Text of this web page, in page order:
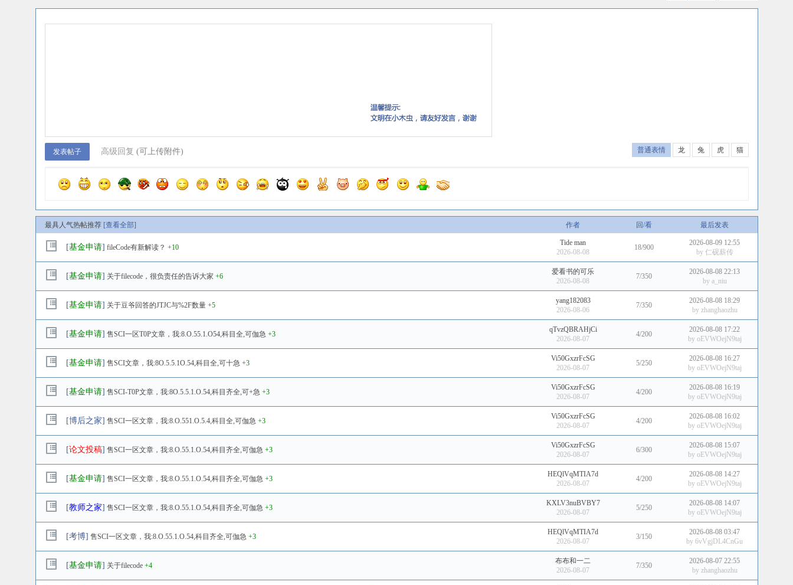
普通表情 龙 兔 虎 猫
高级回复 (可上传附件)
最具人气热帖推荐 [查看全部] 作者 回/看 最后发表
[基金申请] fileCode有新解读？ +10
Tide man
2026-08-08
18/900
2026-08-09 12:55
by 仁砚薪传
[基金申请] 关于filecode，很负责任的告诉大家 +6
爱看书的可乐
2026-08-08
7/350
2026-08-08 22:13
by a_niu
[基金申请] 关于豆爷回答的JTJC与%2F数量 +5
yang182083
2026-08-06
7/350
2026-08-08 18:29
by zhanghaozhu
[基金申请] 售SCI一区T0P文章，我:8.O.55.1.O54,科目全,可伽急 +3
qTvzQBRAHjCi
2026-08-07
4/200
2026-08-08 17:22
by oEVWOejN9taj
[基金申请] 售SCI文章，我:8O.5.5.1O.54,科目全,可十急 +3
Vi50GxzrFcSG
2026-08-07
5/250
2026-08-08 16:27
by oEVWOejN9taj
[基金申请] 售SCI-T0P文章，我:8O.5.5.1.O.54,科目齐全,可+急 +3
Vi50GxzrFcSG
2026-08-07
4/200
2026-08-08 16:19
by oEVWOejN9taj
[博后之家] 售SCI一区文章，我:8.O.551.O.5.4,科目全,可伽急 +3
Vi50GxzrFcSG
2026-08-07
4/200
2026-08-08 16:02
by oEVWOejN9taj
[论文投稿] 售SCI一区文章，我:8.O.55.1.O.54,科目齐全,可伽急 +3
Vi50GxzrFcSG
2026-08-07
6/300
2026-08-08 15:07
by oEVWOejN9taj
[基金申请] 售SCI一区文章，我:8.O.55.1.O.54,科目齐全,可伽急 +3
HEQlVqMTIA7d
2026-08-07
4/200
2026-08-08 14:27
by oEVWOejN9taj
[教师之家] 售SCI一区文章，我:8.O.55.1.O.54,科目齐全,可伽急 +3
KXLV3nuBVBY7
2026-08-07
5/250
2026-08-08 14:07
by oEVWOejN9taj
[考博] 售SCI一区文章，我:8.O.55.1.O.54,科目齐全,可伽急 +3
HEQlVqMTIA7d
2026-08-07
3/150
2026-08-08 03:47
by 6vVgjDL4CnGu
[基金申请] 关于filecode +4
布布和一二
2026-08-07
7/350
2026-08-07 22:55
by zhanghaozhu